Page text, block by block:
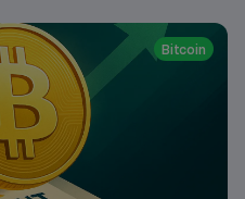
Bitcoin